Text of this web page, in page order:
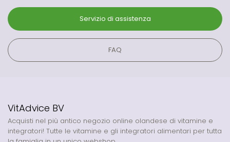
Servizio di assistenza
FAQ
VitAdvice BV
Acquisti nel più antico negozio online olandese di vitamine e
integratori! Tutte le vitamine e gli integratori alimentari per tutta